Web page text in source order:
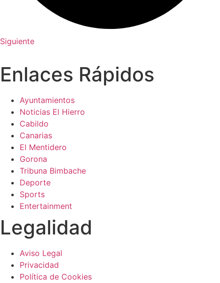
Siguiente
Enlaces Rápidos
Ayuntamientos
Noticias El Hierro
Cabildo
Canarias
El Mentidero
Gorona
Tribuna Bimbache
Deporte
Sports
Entertainment
Legalidad
Aviso Legal
Privacidad
Política de Cookies